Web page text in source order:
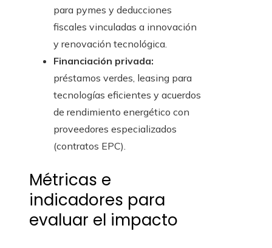
para pymes y deducciones
fiscales vinculadas a innovación
y renovación tecnológica.
Financiación privada:
préstamos verdes, leasing para
tecnologías eficientes y acuerdos
de rendimiento energético con
proveedores especializados
(contratos EPC).
Métricas e
indicadores para
evaluar el impacto